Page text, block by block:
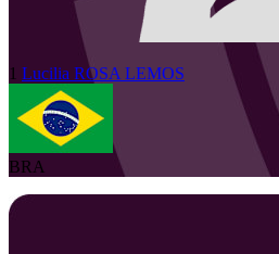
1 Lucilia ROSA LEMOS
BRA